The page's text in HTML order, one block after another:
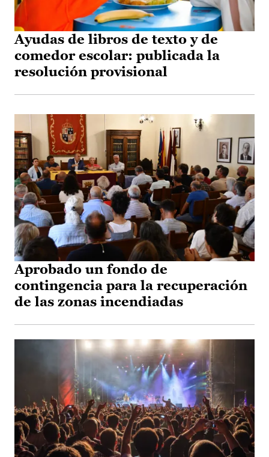
Ayudas de libros de texto y de
comedor escolar: publicada la
resolución provisional
Aprobado un fondo de
contingencia para la recuperación
de las zonas incendiadas